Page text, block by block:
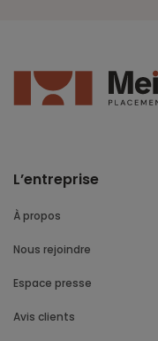
L’entreprise
À propos
Nous rejoindre
Espace presse
Avis clients